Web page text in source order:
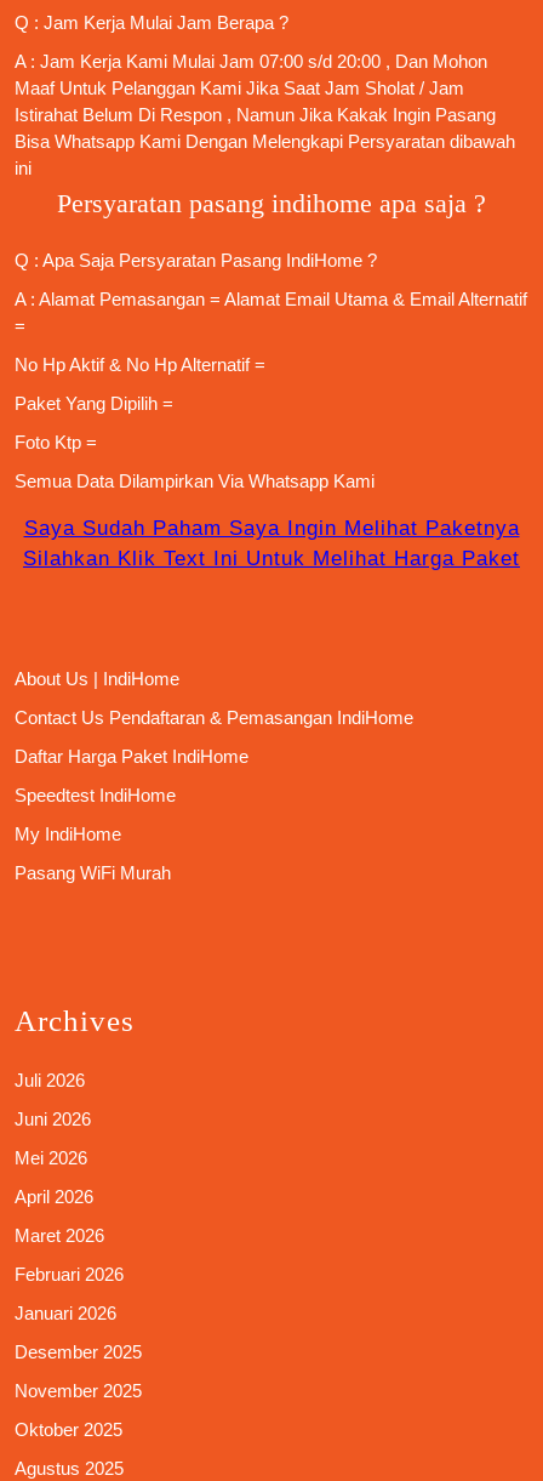
Q : Jam Kerja Mulai Jam Berapa ?
A : Jam Kerja Kami Mulai Jam 07:00 s/d 20:00 , Dan Mohon
Maaf Untuk Pelanggan Kami Jika Saat Jam Sholat / Jam
Istirahat Belum Di Respon , Namun Jika Kakak Ingin Pasang
Bisa Whatsapp Kami Dengan Melengkapi Persyaratan dibawah
ini
Persyaratan pasang indihome apa saja ?
Q : Apa Saja Persyaratan Pasang IndiHome ?
A : Alamat Pemasangan = Alamat Email Utama & Email Alternatif
=
No Hp Aktif & No Hp Alternatif =
Paket Yang Dipilih =
Foto Ktp =
Semua Data Dilampirkan Via Whatsapp Kami
Saya Sudah Paham Saya Ingin Melihat Paketnya
Silahkan Klik Text Ini Untuk Melihat Harga Paket
About Us | IndiHome
Contact Us Pendaftaran & Pemasangan IndiHome
Daftar Harga Paket IndiHome
Speedtest IndiHome
My IndiHome
Pasang WiFi Murah
Archives
Juli 2026
Juni 2026
Mei 2026
April 2026
Maret 2026
Februari 2026
Januari 2026
Desember 2025
November 2025
Oktober 2025
Agustus 2025